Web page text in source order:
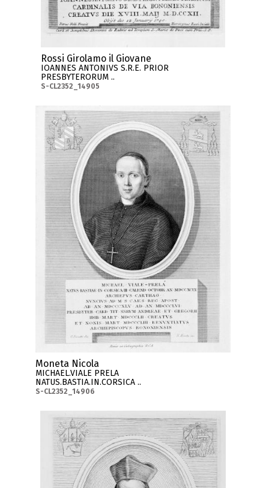
Rossi Girolamo il Giovane
IOANNES ANTONIVS S.R.E. PRIOR
PRESBYTERORUM ..
S-CL2352_14905
Moneta Nicola
MICHAEL.VIALE PRELA
NATUS.BASTIA.IN.CORSICA ..
S-CL2352_14906